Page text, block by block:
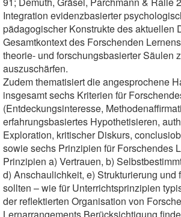
Integration evidenzbasierter
pädagogischer Konstrukte des aktuellen
Gesamtkontext des Forschenden
theorie- und forschungsbasierter Säulen
auszuschärfen.
Zudem thematisiert die angesprochene
insgesamt sechs Kriterien für
(Entdeckungsinteresse,
erfahrungsbasiertes Hypothetisieren,
Exploration, kritischer Diskurs,
sowie sechs Prinzipien für Forschendes
Prinzipien a) Vertrauen, b)
d) Anschaulichkeit, e) Strukturierung und
sollten – wie für Unterrichtsprinzipien
der reflektierten Organisation von